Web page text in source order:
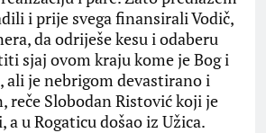
i prije svega finansirali Vodič,
da odriješe kesu i odaberu
sjaj ovom kraju kome je Bog i
ali je nebrigom devastirano i
reče Slobodan Ristović koji je
u Rogaticu došao iz Užica.